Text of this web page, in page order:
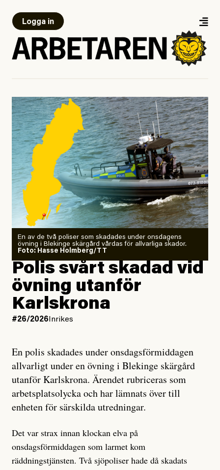
Logga in
En av de två poliser som skadades under onsdagens
övning i Blekinge skärgård vårdas för allvarliga skador.
Foto: Hasse Holmberg/TT
Polis svårt skadad vid
övning utanför
Karlskrona
#26/2026 Inrikes
En polis skadades under onsdagsförmiddagen
allvarligt under en övning i Blekinge skärgård
utanför Karlskrona. Ärendet rubriceras som
arbetsplatsolycka och har lämnats över till
enheten för särskilda utredningar.
Det var strax innan klockan elva på
onsdagsförmiddagen som larmet kom
räddningstjänsten. Två sjöpoliser hade då skadats